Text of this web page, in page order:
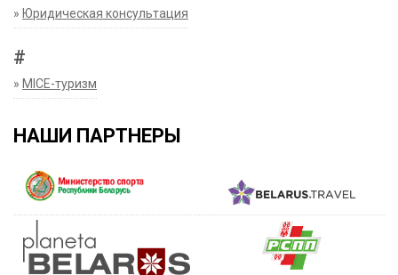
» Юридическая консультация
#
» MICE-туризм
НАШИ ПАРТНЕРЫ